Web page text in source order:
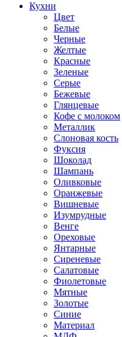
Кухни
Цвет
Белые
Черные
Желтые
Красные
Зеленые
Серые
Бежевые
Глянцевые
Кофе с молоком
Металлик
Слоновая кость
Фуксия
Шоколад
Шампань
Оливковые
Оранжевые
Вишневые
Изумрудные
Венге
Ореховые
Янтарные
Сиреневые
Салатовые
Фиолетовые
Мятные
Золотые
Синие
Материал